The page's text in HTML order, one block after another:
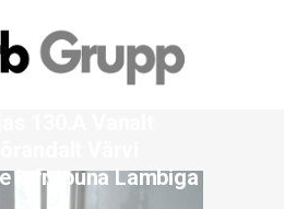
Infrapuna Lambiga